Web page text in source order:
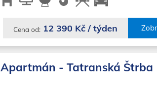
Cena od: 12 390 Kč / týden
Apartmán - Tatranská Štrba